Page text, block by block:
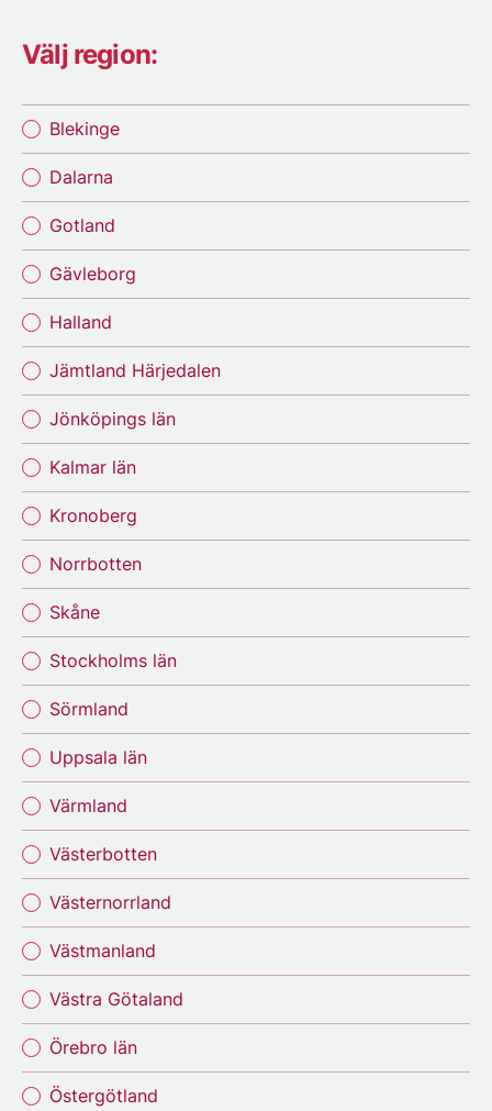
Välj region:
Blekinge
Dalarna
Gotland
Gävleborg
Halland
Jämtland Härjedalen
Jönköpings län
Kalmar län
Kronoberg
Norrbotten
Skåne
Stockholms län
Sörmland
Uppsala län
Värmland
Västerbotten
Västernorrland
Västmanland
Västra Götaland
Örebro län
Östergötland